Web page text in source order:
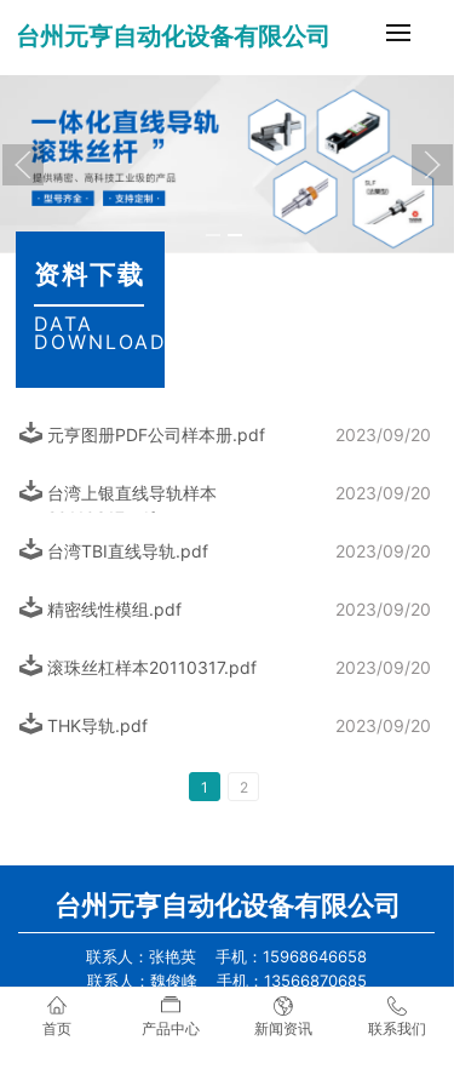
台州元亨自动化设备有限公司
资料下载
DATA
DOWNLOAD
2023/09/20
元亨图册PDF公司样本册.pdf
2023/09/20
台湾上银直线导轨样本
20110317.pdf
2023/09/20
台湾TBI直线导轨.pdf
2023/09/20
精密线性模组.pdf
2023/09/20
滚珠丝杠样本20110317.pdf
2023/09/20
THK导轨.pdf
1 2
联系人：张艳英 手机：15968646658
联系人：魏俊峰 手机：13566870685
联系人：李连鹏 手机：18958686622
联系人：陈会敏 手机：15957656718
台州元亨自动化设备有限公司
首页 产品中心 新闻资讯 联系我们